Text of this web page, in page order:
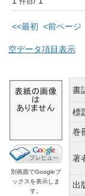
<<最初 <前ページ
空データ項目表示
別画面でGoogleブ
ックスを表示しま
す。
書
標
巻
著
出